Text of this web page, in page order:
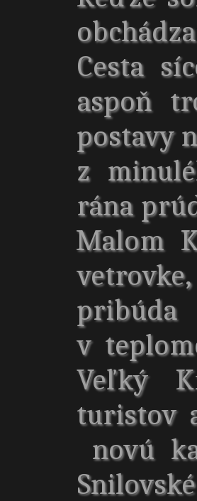
Cesta
aspoň
postavy
z
rána
Malom
v
Veľký
turistov
novú